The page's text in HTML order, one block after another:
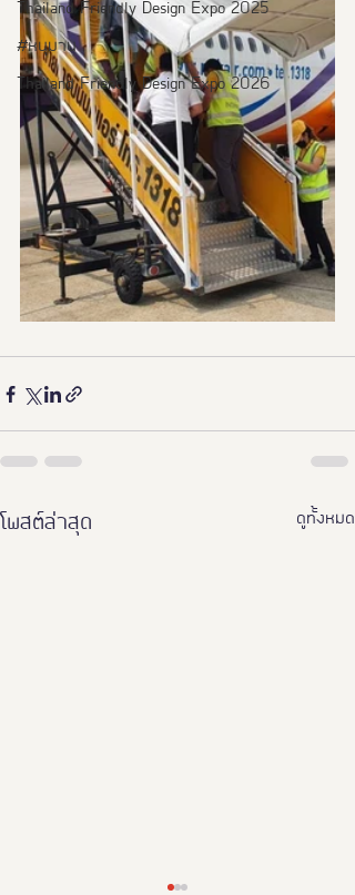
Thailand Friendly Design Expo 2025
#หนุมาน
Thailand Friendly Design Expo 2026
โพสต์ล่าสุด ดูทั้งหมด